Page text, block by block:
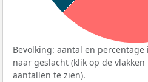
Bevolking: aantal en
naar geslacht (klik op de
aantallen te zien).